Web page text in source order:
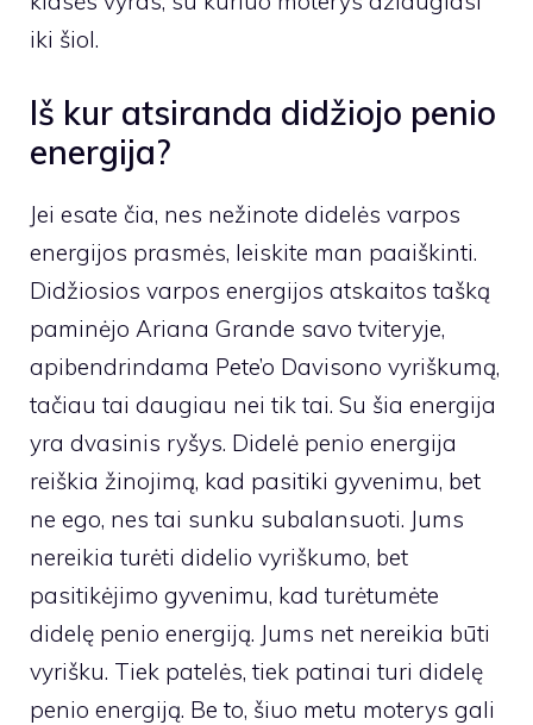
iki šiol.
Iš kur atsiranda didžiojo penio
energija?
Jei esate čia, nes nežinote didelės varpos
energijos prasmės, leiskite man paaiškinti.
Didžiosios varpos energijos atskaitos tašką
paminėjo Ariana Grande savo tviteryje,
apibendrindama Pete’o Davisono vyriškumą,
tačiau tai daugiau nei tik tai. Su šia energija
yra dvasinis ryšys. Didelė penio energija
reiškia žinojimą, kad pasitiki gyvenimu, bet
ne ego, nes tai sunku subalansuoti. Jums
nereikia turėti didelio vyriškumo, bet
pasitikėjimo gyvenimu, kad turėtumėte
didelę penio energiją. Jums net nereikia būti
vyrišku. Tiek patelės, tiek patinai turi didelę
penio energiją. Be to, šiuo metu moterys gali